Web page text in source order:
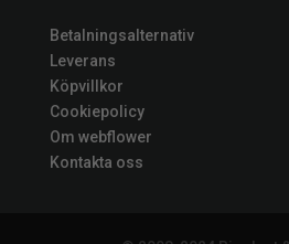
Betalningsalternativ
Leverans
Köpvillkor
Cookiepolicy
Om webflower
Kontakta oss